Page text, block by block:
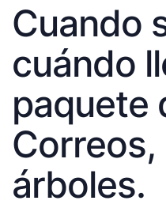
Cuando
cuándo
paquete
árboles.